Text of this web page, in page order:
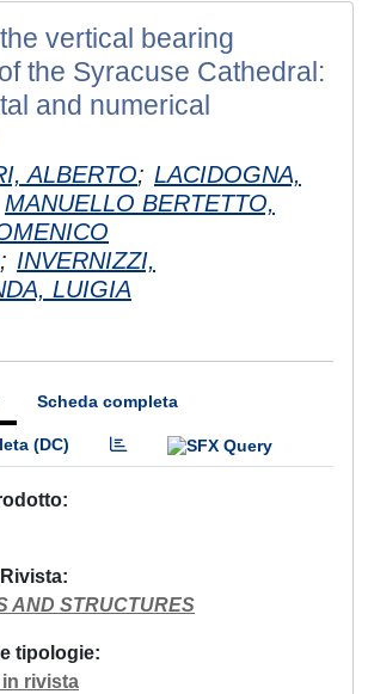
vertical bearing
the Syracuse Cathedral:
and numerical
ALBERTO; LACIDOGNA,
MANUELLO BERTETTO,
; INVERNIZZI,
LUIGIA
Scheda completa
(DC)
AND STRUCTURES
tipologie
rivista